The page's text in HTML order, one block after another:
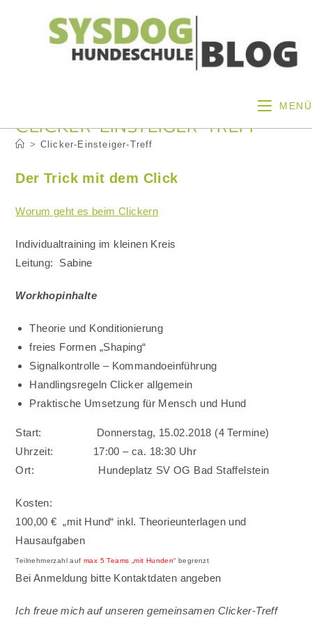
MENÜ
CLICKER-EINSTEIGER-TREFF
> Clicker-Einsteiger-Treff
Der Trick mit dem Click
Worum geht es beim Clickern
Individualtraining im kleinen Kreis
Leitung: Sabine
Workhopinhalte
Theorie und Konditionierung
freies Formen „Shaping“
Signalkontrolle – Kommandoeinführung
Handlingsregeln Clicker allgemein
Praktische Umsetzung für Mensch und Hund
Start: Donnerstag, 15.02.2018 (4 Termine)
Uhrzeit: 17:00 – ca. 18:30 Uhr
Ort: Hundeplatz SV OG Bad Staffelstein
Kosten:
100,00 € „mit Hund“ inkl. Theorieunterlagen und
Hausaufgaben
Teilnehmerzahl aufmax 5 Teams „mit Hunden“begrenzt
Bei Anmeldung bitte Kontaktdaten angeben
Ich freue mich auf unseren gemeinsamen Clicker-Treff